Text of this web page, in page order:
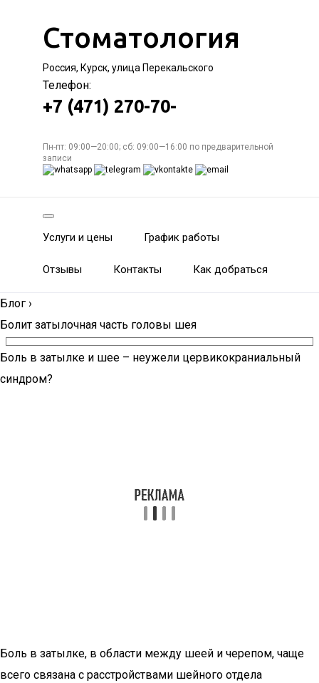
Стоматология
Россия, Курск, улица Перекальского
Телефон:
+7 (471) 270-70-
Пн-пт: 09:00—20:00; сб: 09:00—16:00 по предварительной
записи
Услуги и цены График работы
Отзывы Контакты Как добраться
Блог ›
Болит затылочная часть головы шея
Боль в затылке и шее – неужели цервикокраниальный
синдром?
Боль в затылке, в области между шеей и черепом, чаще
всего связана с расстройствами шейного отдела